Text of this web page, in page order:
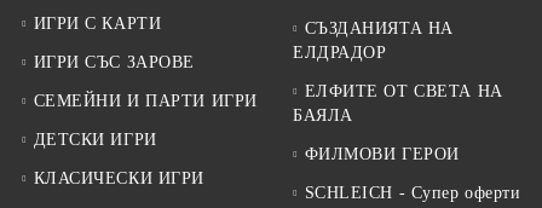
ИГРИ С КАРТИ
ИГРИ СЪС ЗАРОВЕ
СЕМЕЙНИ И ПАРТИ ИГРИ
ДЕТСКИ ИГРИ
КЛАСИЧЕСКИ ИГРИ
СЪЗДАНИЯТА НА
ЕЛДРАДОР
ЕЛФИТЕ ОТ СВЕТА НА
БАЯЛА
ФИЛМОВИ ГЕРОИ
SCHLEICH - Супер оферти